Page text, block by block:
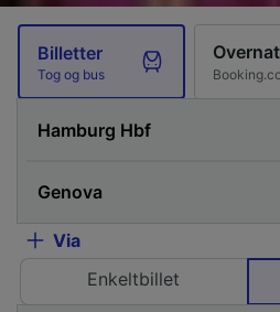
Billetter
Tog og bus
Via
Enkeltbillet